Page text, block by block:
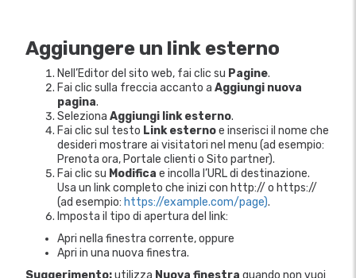
Aggiungere un link esterno
Nell’Editor del sito web, fai clic su Pagine.
Fai clic sulla freccia accanto a Aggiungi nuova
pagina.
Seleziona Aggiungi link esterno.
Fai clic sul testo Link esternoe inserisci il nome che
desideri mostrare ai visitatori nel menu (ad esempio:
Prenota ora, Portale clienti o Sito partner).
Fai clic su Modifica e incolla l’URL di destinazione.
Usa un link completo che inizi con http:// o https://
(ad esempio: https://example.com/page).
Imposta il tipo di apertura del link:
Apri nella finestra corrente, oppure
Apri in una nuova finestra.
Suggerimento:utilizza Nuova finestra quando non vuoi